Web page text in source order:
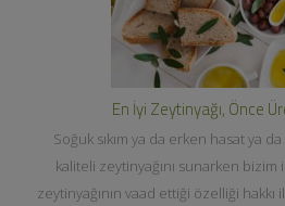
En İyi Zeytinyağı, Önce
Soğuk sıkım ya da erken hasat ya
kaliteli zeytinyağını sunarken
zeytinyağının vaad ettiği özelliği hakkı